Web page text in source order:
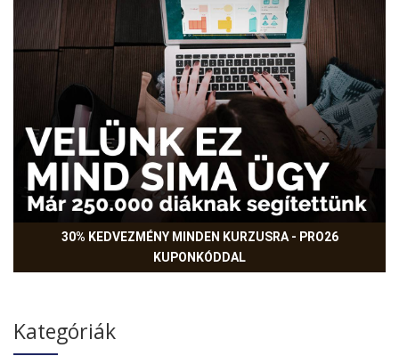
30% KEDVEZMÉNY MINDEN KURZUSRA - PRO26
KUPONKÓDDAL
Kategóriák